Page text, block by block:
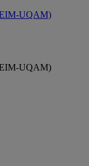
UQAM)
UQAM)